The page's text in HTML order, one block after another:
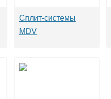
Сплит-системы
MDV